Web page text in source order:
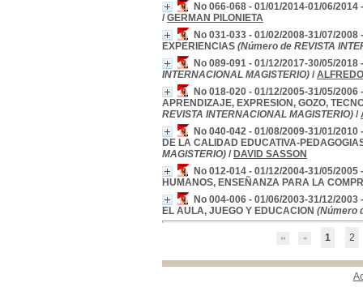
No 066-068 - 01/01/2014-01/06/
/ GERMAN PILONIETA
No 031-033 - 01/02/2008-31/07/2008
EXPERIENCIAS (Número de REVISTA
No 089-091 - 01/12/2017-30/05/
INTERNACIONAL MAGISTERIO) /
No 018-020 - 01/12/2005-31/05/2006
APRENDIZAJE, EXPRESION, GOZO,
REVISTA INTERNACIONAL MAGISTERIO) /
No 040-042 - 01/08/2009-31/01/2010
DE LA CALIDAD EDUCATIVA-
MAGISTERIO) / DAVID SASSON
No 012-014 - 01/12/2004-31/05/2005
HUMANOS, ENSEÑANZA PARA LA
No 004-006 - 01/06/2003-31/12/2003
EL AULA, JUEGO Y EDUCACION (Número
1 2